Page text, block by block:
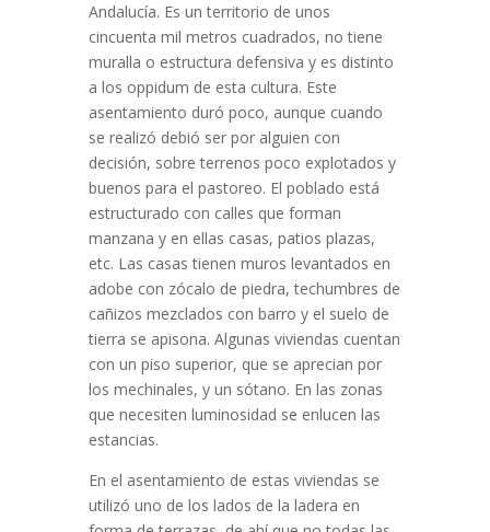
Andalucía. Es un territorio de unos
cincuenta mil metros cuadrados, no tiene
muralla o estructura defensiva y es distinto
a los oppidum de esta cultura. Este
asentamiento duró poco, aunque cuando
se realizó debió ser por alguien con
decisión, sobre terrenos poco explotados y
buenos para el pastoreo. El poblado está
estructurado con calles que forman
manzana y en ellas casas, patios plazas,
etc. Las casas tienen muros levantados en
adobe con zócalo de piedra, techumbres de
cañizos mezclados con barro y el suelo de
tierra se apisona. Algunas viviendas cuentan
con un piso superior, que se aprecian por
los mechinales, y un sótano. En las zonas
que necesiten luminosidad se enlucen las
estancias.
En el asentamiento de estas viviendas se
utilizó uno de los lados de la ladera en